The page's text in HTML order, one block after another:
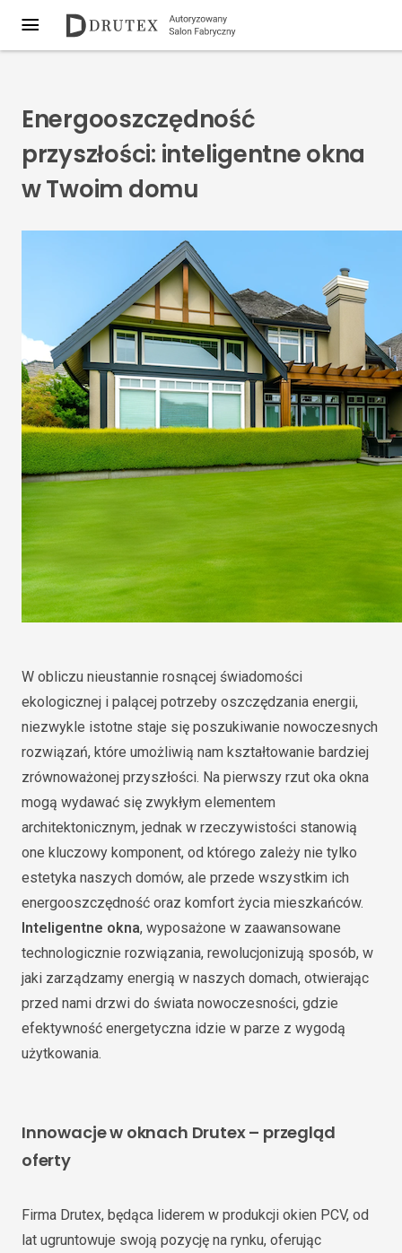
Energooszczędność
przyszłości: inteligentne okna
w Twoim domu
W obliczu nieustannie rosnącej świadomości
ekologicznej i palącej potrzeby oszczędzania energii,
niezwykle istotne staje się poszukiwanie nowoczesnych
rozwiązań, które umożliwią nam kształtowanie bardziej
zrównoważonej przyszłości. Na pierwszy rzut oka okna
mogą wydawać się zwykłym elementem
architektonicznym, jednak w rzeczywistości stanowią
one kluczowy komponent, od którego zależy nie tylko
estetyka naszych domów, ale przede wszystkim ich
energooszczędność oraz komfort życia mieszkańców.
Inteligentne okna, wyposażone w zaawansowane
technologicznie rozwiązania, rewolucjonizują sposób, w
jaki zarządzamy energią w naszych domach, otwierając
przed nami drzwi do świata nowoczesności, gdzie
efektywność energetyczna idzie w parze z wygodą
użytkowania.
Innowacje w oknach Drutex – przegląd
oferty
Firma Drutex, będąca liderem w produkcji okien PCV, od
lat ugruntowuje swoją pozycję na rynku, oferując